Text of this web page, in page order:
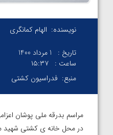
نویسنده: الهام کمانگری
تاریخ :
1 مرداد 1400
ساعت : ۱۵:۳۷
منبع: فدراسیون کشتی
مراسم بدرقه ملی پوشان
در محل خانه ی کشتی شهید